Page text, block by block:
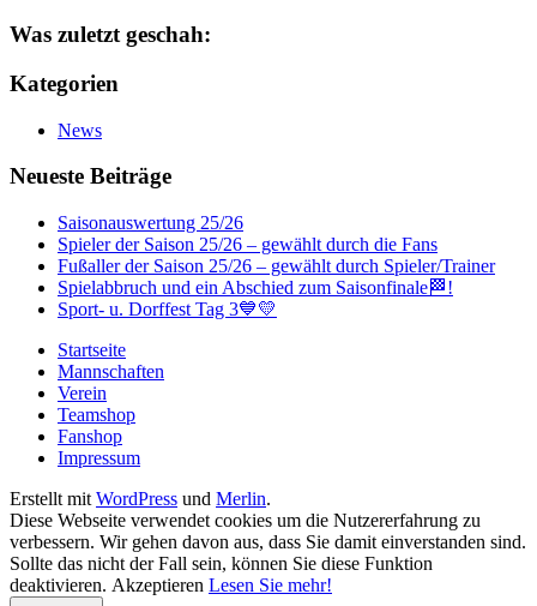
Was zuletzt geschah:
Kategorien
News
Neueste Beiträge
Saisonauswertung 25/26
Spieler der Saison 25/26 – gewählt durch die Fans
Fußaller der Saison 25/26 – gewählt durch Spieler/Trainer
Spielabbruch und ein Abschied zum Saisonfinale🏁!
Sport- u. Dorffest Tag 3💙💛
Startseite
Mannschaften
Verein
Teamshop
Fanshop
Impressum
Erstellt mit WordPress und Merlin.
Diese Webseite verwendet cookies um die Nutzererfahrung zu
verbessern. Wir gehen davon aus, dass Sie damit einverstanden sind.
Sollte das nicht der Fall sein, können Sie diese Funktion
deaktivieren. Akzeptieren Lesen Sie mehr!